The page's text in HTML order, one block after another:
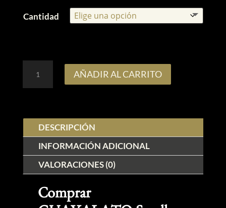
hasta
80,00€
Cantidad
GUAVALATO
CBD
Calidad
cantidad
AÑADIR AL CARRITO
DESCRIPCIÓN
INFORMACIÓN ADICIONAL
VALORACIONES (0)
Comprar